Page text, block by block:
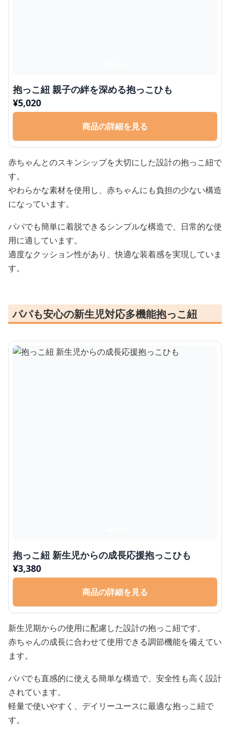
抱っこ紐 親子の絆を深める抱っこひも
¥5,020
商品の詳細を見る
赤ちゃんとのスキンシップを大切にした設計の抱っこ紐で
す。
やわらかな素材を使用し、赤ちゃんにも負担の少ない構造
になっています。
パパでも簡単に着脱できるシンプルな構造で、日常的な使
用に適しています。
適度なクッション性があり、快適な装着感を実現していま
す。
パパも安心の新生児対応多機能抱っこ紐
抱っこ紐 新生児からの成長応援抱っこひも
¥3,380
商品の詳細を見る
新生児期からの使用に配慮した設計の抱っこ紐です。
赤ちゃんの成長に合わせて使用できる調節機能を備えてい
ます。
パパでも直感的に使える簡単な構造で、安全性も高く設計
されています。
軽量で使いやすく、デイリーユースに最適な抱っこ紐で
す。